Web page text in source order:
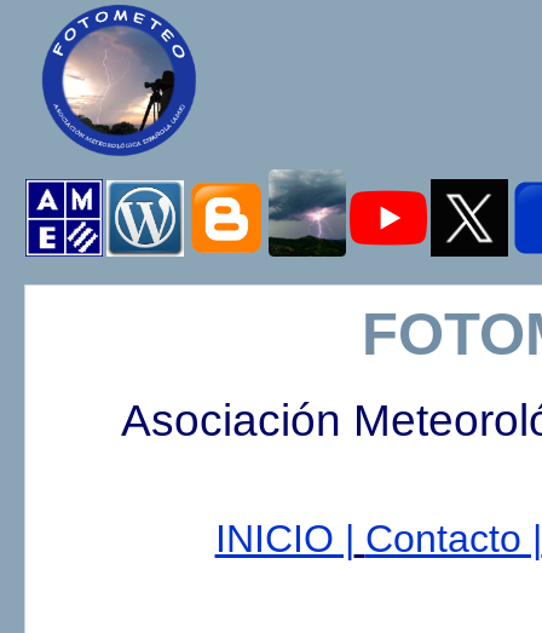
Asociación
INICIO | Contacto |